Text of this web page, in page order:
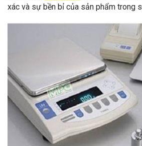
xác và sự bền bỉ của sản phẩm trong